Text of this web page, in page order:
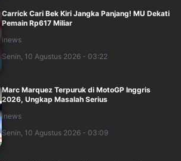
Carrick Cari Bek Kiri Jangka Panjang! MU Dekati
Pemain Rp617 Miliar
inews
Senin, 10 Agustus 2026 - 03:22
Marc Marquez Terpuruk di MotoGP Inggris
2026, Ungkap Masalah Serius
inews
Senin, 10 Agustus 2026 - 03:09